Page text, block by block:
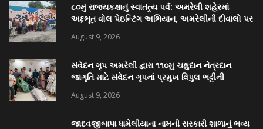
૮૦મું રાજ્યકક્ષાનું સ્વાતંત્ર્ય પર્વ: અમરેલી શહેરમાં
અદ્દભૂત વોલ પેઇન્ટિંગ અભિયાન, અમરેલીની દીવાલો પર
August 9, 2026
સંવેદન ગૃપ અમરેલી દ્વારા ૧૧૦મુ ચક્ષુદાન નેત્રદાન
જાગૃતિ માટે સંવેદન ગૃપનાં પ્રમુખ વિપુલ ભટ્ટીની
August 9, 2026
જાદવજીબાપા ધામેલીયાના નામની સરકારી શાળાનું ભવ્ય